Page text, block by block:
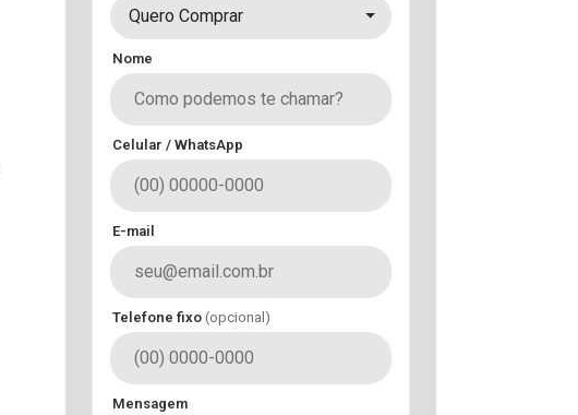
Quero Comprar
Nome
Celular / WhatsApp
E-mail
Telefone fixo (opcional)
Mensagem